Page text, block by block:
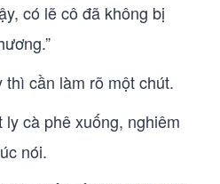
có lẽ cô đã không bị
cần làm rõ một chút.
ly cà phê xuống, nghiêm
nói.